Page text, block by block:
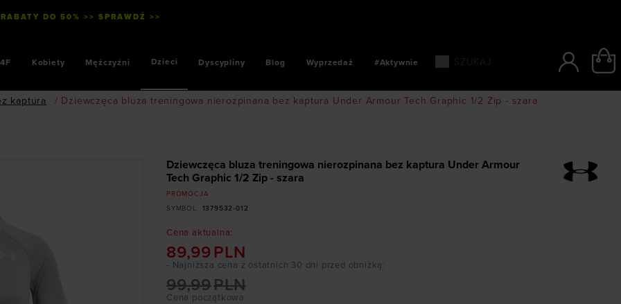
DO 50% >> SPRAWDŹ >>
4F Kobiety Mężczyźni Dzieci Dyscypliny Blog Wyprzedaż #Aktywnie
kaptura / Dziewczęca bluza treningowa nierozpinana bez kaptura Under Armour Tech Graphic 1/2 Zip - szara
Dziewczęca bluza treningowa nierozpinana bez kaptura Under Armour
Tech Graphic 1/2 Zip - szara
PROMOCJA
SYMBOL
1379532-012
Cena aktualna:
89,99 PLN
Cena początkowa
99,99PLN
- Najniższa cena z ostatnich 30 dni przed obniżką: